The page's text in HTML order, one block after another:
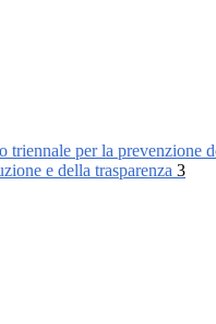
triennale per la prevenzione
e della trasparenza 3